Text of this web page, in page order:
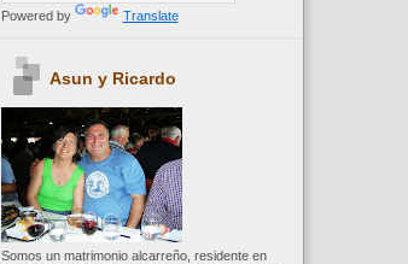
Powered by Translate
Asun y Ricardo
Somos un matrimonio alcarreño, residente en